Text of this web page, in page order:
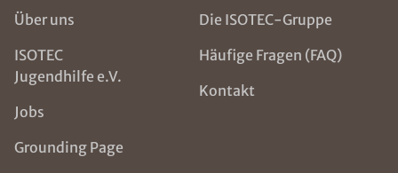
Über uns
ISOTEC
Jugendhilfe e.V.
Jobs
Grounding Page
Die ISOTEC-Gruppe
Häufige Fragen (FAQ)
Kontakt